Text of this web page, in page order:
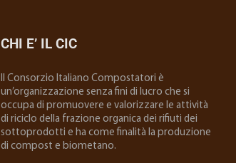
CHI E’ IL CIC
Il Consorzio Italiano Compostatori è
un’organizzazione senza fini di lucro che si
occupa di promuovere e valorizzare le attività
di riciclo della frazione organica dei rifiuti dei
sottoprodotti e ha come finalità la produzione
di compost e biometano.